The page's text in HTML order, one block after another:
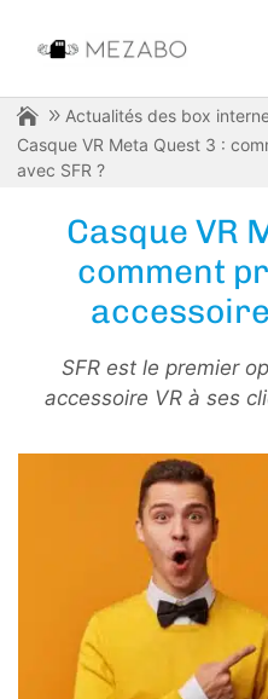
Actualités des box
Casque VR Meta Quest 3 :
avec SFR ?
Casque VR
comment
SFR est le premier
accessoire VR à ses